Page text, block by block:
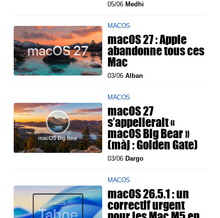
05/06 Medhi
MACOS
macOS 27 : Apple
abandonne tous ces
Mac
03/06Alban
MACOS
macOS 27
s’appellerait «
macOS Big Bear »
(màj : Golden Gate)
03/06 Dargo
MACOS
macOS 26.5.1 : un
correctif urgent